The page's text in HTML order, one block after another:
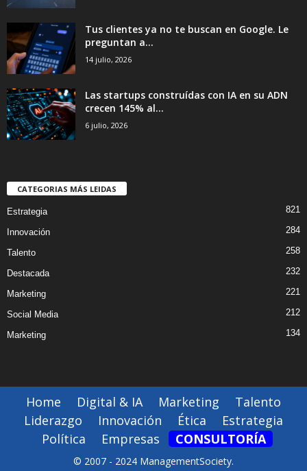
Tus clientes ya no te buscan en Google. Le
preguntan a...
14 julio, 2026
Las startups construídas con IA en su ADN
crecen 145% al...
6 julio, 2026
CATEGORIAS MÁS LEIDAS
Estrategia 821
Innovación 284
Talento 258
Destacada 232
Marketing 221
Social Media 212
Marketing 134
Home Digital & IA Marketing
Talento
Liderazgo
Innovación Ética
Estrategia
Política
Empresas CONSULTORÍA
© 2007 - 2024 ManagementSociety.